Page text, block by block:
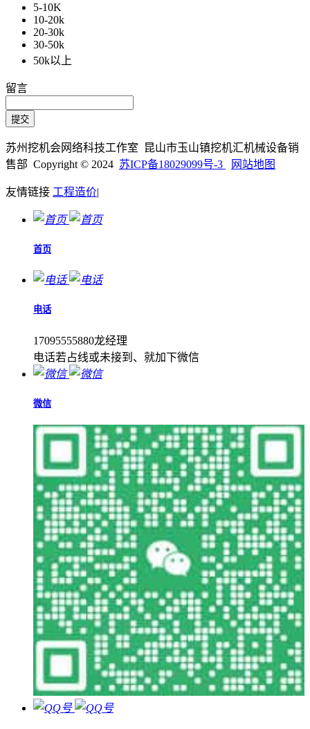
5-10K
10-20k
20-30k
30-50k
50k以上
留言
苏州挖机会网络科技工作室 昆山市玉山镇挖机汇机械设备销
售部 Copyright © 2024 苏ICP备18029099号-3 网站地图
友情链接 工程造价|
首页
电话
17095555880龙经理
电话若占线或未接到、就加下微信
微信